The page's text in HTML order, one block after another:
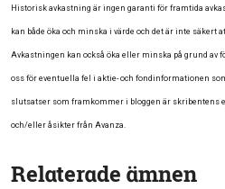
Historisk avkastning är ingen garanti för framtida
kan både öka och minska i värde och det är inte säkert
Avkastningen kan också öka eller minska på grund
oss för eventuella fel i aktie- och fondinformationen
slutsatser som framkommer i bloggen är skribentens
och/eller åsikter från Avanza.
Relaterade ämnen